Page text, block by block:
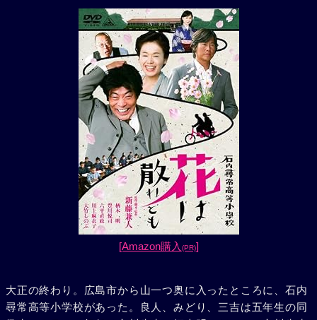
[Amazon購入 (PR)]
大正の終わり。広島市から山一つ奥に入ったところに、石内
尋常高等小学校があった。良人、みどり、三吉は五年生の同